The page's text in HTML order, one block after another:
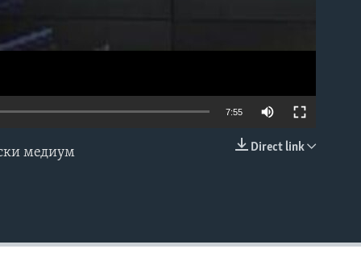
7:55
Direct link
медиум